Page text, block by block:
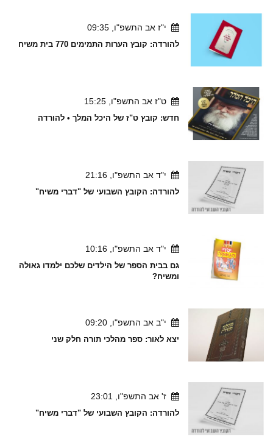
י"ז אב התשפ"ו, 09:35
להורדה: קובץ הערות התמימים 770 בית משיח
ט"ז אב התשפ"ו, 15:25
חדש: קובץ ט"ז של היכל המלך • להורדה
י"ד אב התשפ"ו, 21:16
להורדה: הקובץ השבועי של "דברי משיח"
י"ד אב התשפ"ו, 10:16
גם בבית הספר של הילדים שלכם ילמדו גאולה
ומשיח?
י"ב אב התשפ"ו, 09:20
יצא לאור: ספר מהלכי תורה חלק שני
ז' אב התשפ"ו, 23:01
להורדה: הקובץ השבועי של "דברי משיח"